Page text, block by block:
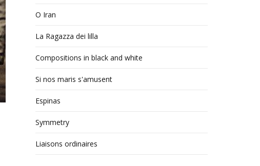
O Iran
La Ragazza dei lilla
Compositions in black and white
Si nos maris s'amusent
Espinas
Symmetry
Liaisons ordinaires